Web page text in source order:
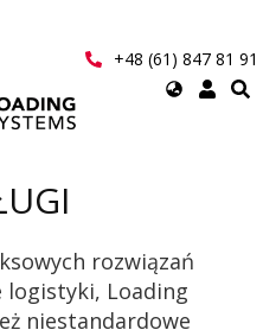
+48 (61) 847 81 91
Select
rozwiązań
logistyki, Loading
niestandardowe